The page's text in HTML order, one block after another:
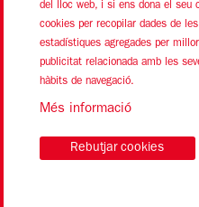
Sitemap Avís Legal
del lloc web, i si ens dona el seu
cookies per recopilar dades de
estadístiques agregades per
publicitat relacionada amb les
hàbits de navegació.
Més informació
Rebutjar cookies